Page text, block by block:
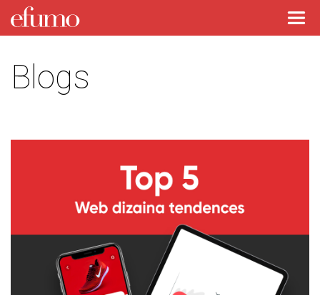
Blogs